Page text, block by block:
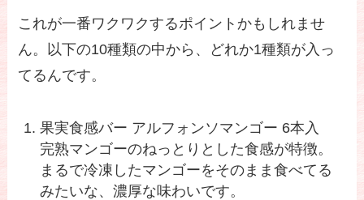
これが一番ワクワクするポイントかもしれませ
ん。以下の10種類の中から、どれか1種類が入っ
てるんです。
果実食感バー アルフォンソマンゴー 6本入
完熟マンゴーのねっとりとした食感が特徴。
まるで冷凍したマンゴーをそのまま食べてる
みたいな、濃厚な味わいです。